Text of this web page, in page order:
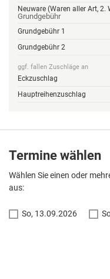
Neuware (Waren aller Art, 2.
Grundgebühr
Grundgebühr 1
Grundgebühr 2
ggf. fallen Zuschläge an
Eckzuschlag
Hauptreihenzuschlag
Termine wählen
Wählen Sie einen oder
aus:
So, 13.09.2026